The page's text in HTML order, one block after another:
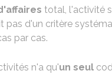
total, l'activité
pas d'un critère
par cas.
n'a qu'un seul